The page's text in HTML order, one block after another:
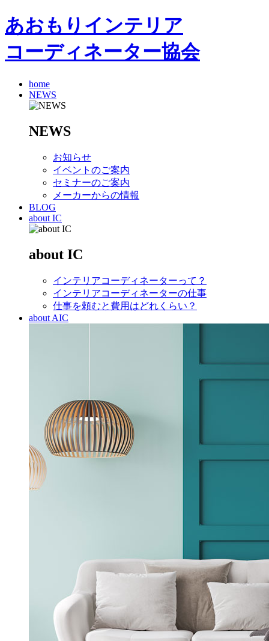
あおもりインテリア
コーディネーター協会
home
NEWS
NEWS
お知らせ
イベントのご案内
セミナーのご案内
メーカーからの情報
BLOG
about IC
about IC
インテリアコーディネーターって？
インテリアコーディネーターの仕事
仕事を頼むと費用はどれくらい？
about AIC